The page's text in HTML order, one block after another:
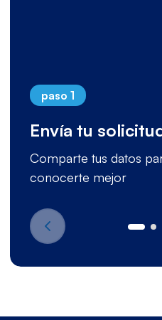
paso 1
Envía tu
Comparte tus datos
conocerte mejor